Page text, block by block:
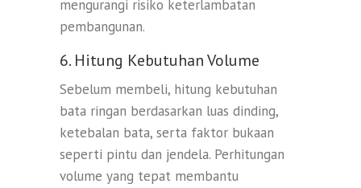
mengurangi risiko keterlambatan
pembangunan.
6. Hitung Kebutuhan Volume
Sebelum membeli, hitung kebutuhan
bata ringan berdasarkan luas dinding,
ketebalan bata, serta faktor bukaan
seperti pintu dan jendela. Perhitungan
volume yang tepat membantu